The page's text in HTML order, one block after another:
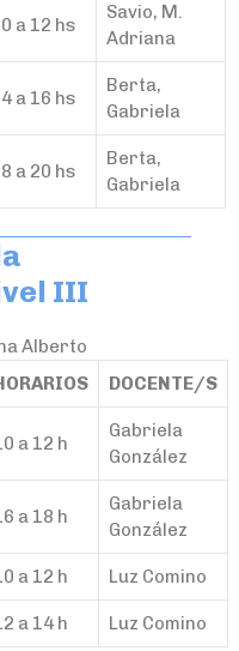
a 12 hs
Savio, M.
Adriana
a 16 hs
Berta,
Gabriela
a 20 hs
Berta,
Gabriela
III
Alberto
DOCENTE/S
a 12 h
Gabriela
González
a 18 h
Gabriela
González
a 12 h Luz Comino
a 14 h Luz Comino